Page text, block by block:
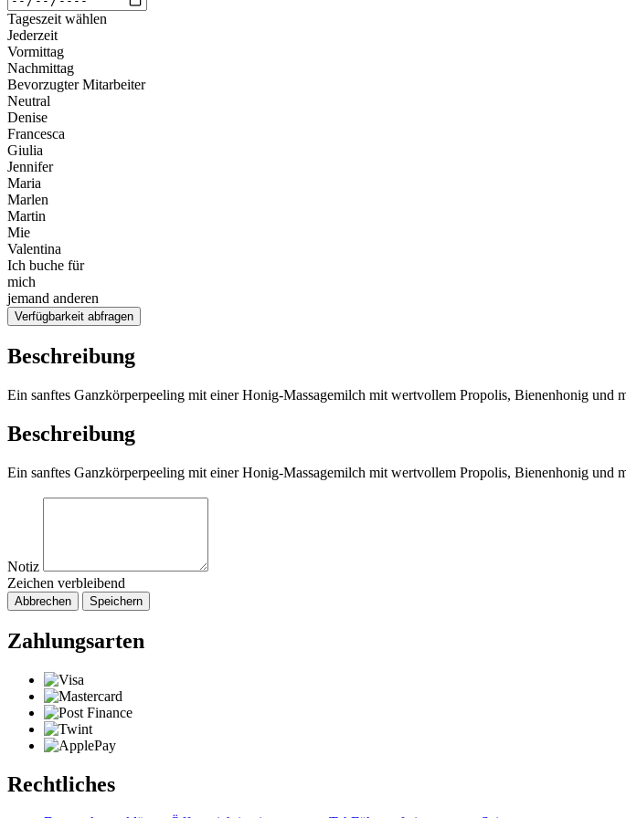
Tageszeit wählen
Jederzeit
Vormittag
Nachmittag
Bevorzugter Mitarbeiter
Neutral
Denise
Francesca
Giulia
Jennifer
Maria
Marlen
Martin
Mie
Valentina
Ich buche für
mich
jemand anderen
Verfügbarkeit abfragen
Beschreibung
Ein sanftes Ganzkörperpeeling mit einer Honig-Massagemilch mit wertvollem Propolis, Bienenhonig
Beschreibung
Ein sanftes Ganzkörperpeeling mit einer Honig-Massagemilch mit wertvollem Propolis, Bienenhonig
Notiz
Zeichen verbleibend
Abbrechen Speichern
Zahlungsarten
Rechtliches